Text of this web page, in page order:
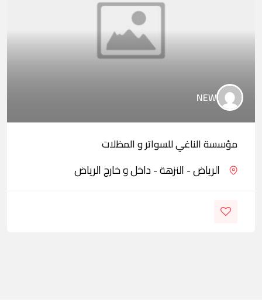
NEW
مؤسسة الناغي للسواتر و المظلات
الرياض - النزهة - داخل و خارج الرياض